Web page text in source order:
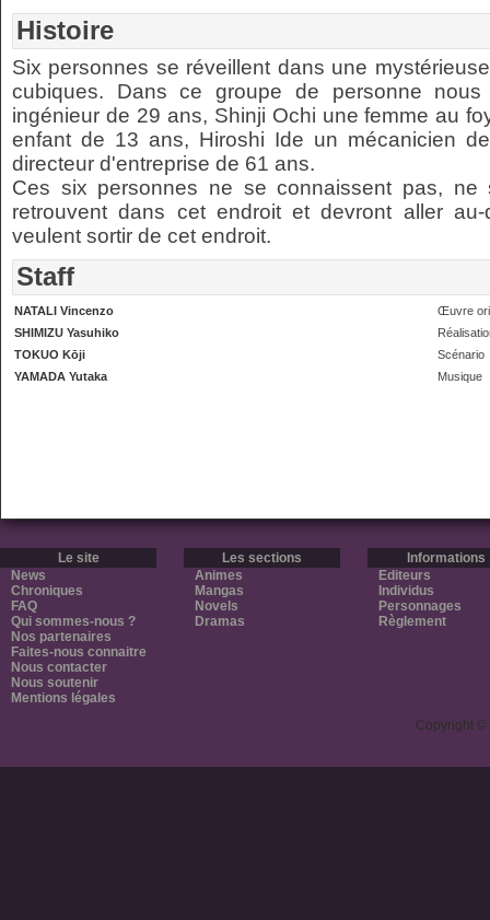
Histoire
Six personnes se réveillent dans une
cubiques. Dans ce groupe de personne
ingénieur de 29 ans, Shinji Ochi une femme au
enfant de 13 ans, Hiroshi Ide un mécanicien
directeur d'entreprise de 61 ans.
Ces six personnes ne se connaissent pas, ne
retrouvent dans cet endroit et devront aller
veulent sortir de cet endroit.
Staff
NATALI Vincenzo
Œuvre
SHIMIZU Yasuhiko
TOKUO Kōji
Scénario
YAMADA Yutaka
Musique
Le site
News
Chroniques
FAQ
Qui sommes-nous ?
Nos partenaires
Faites-nous connaitre
Nous contacter
Nous soutenir
Mentions légales
Les sections
Animes
Mangas
Novels
Dramas
Informations
Editeurs
Individus
Personnages
Règlement
Copyright ©